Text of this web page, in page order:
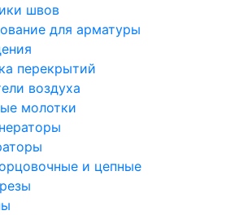
швов
для арматуры
перекрытий
воздуха
молотки
и цепные